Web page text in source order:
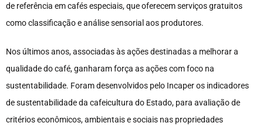
de referência em cafés especiais, que oferecem serviços gratuitos
como classificação e análise sensorial aos produtores.
Nos últimos anos, associadas às ações destinadas a melhorar a
qualidade do café, ganharam força as ações com foco na
sustentabilidade. Foram desenvolvidos pelo Incaper os indicadores
de sustentabilidade da cafeicultura do Estado, para avaliação de
critérios econômicos, ambientais e sociais nas propriedades